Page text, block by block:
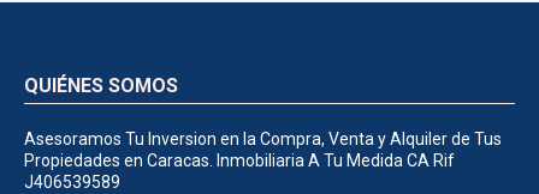
QUIÉNES SOMOS
Asesoramos Tu Inversion en la Compra, Venta y Alquiler de Tus
Propiedades en Caracas. Inmobiliaria A Tu Medida CA Rif
J406539589